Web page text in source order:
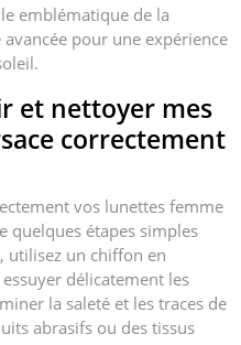
emblématique de la
pour une expérience
et nettoyer mes
correctement
vos lunettes femme
quelques étapes simples
utilisez un chiffon en
délicatement les
la saleté et les traces de
abrasifs ou des tissus